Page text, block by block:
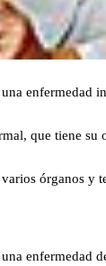
enfermedad
que tiene su
órganos y
enfermedad